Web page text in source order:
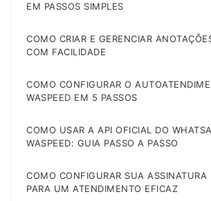
EM PASSOS SIMPLES
COMO CRIAR E GERENCIAR
COM FACILIDADE
COMO CONFIGURAR O
WASPEED EM 5 PASSOS
COMO USAR A API OFICIAL DO
WASPEED: GUIA PASSO A PASSO
COMO CONFIGURAR SUA ASSINATURA
PARA UM ATENDIMENTO EFICAZ